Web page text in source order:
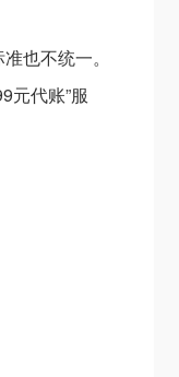
也不统一。
元代账”服